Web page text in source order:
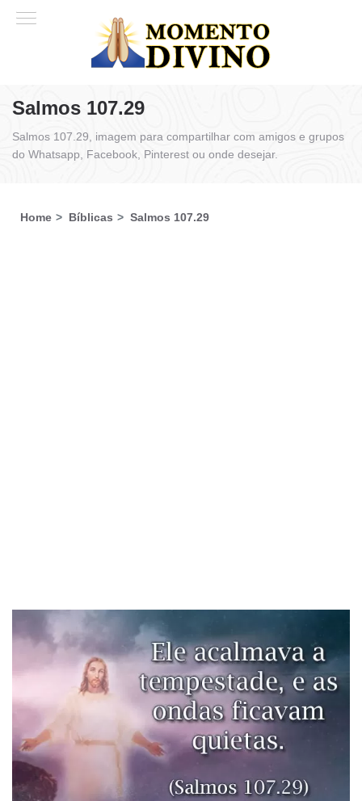
Salmos 107.29
Salmos 107.29, imagem para compartilhar com amigos e grupos
do Whatsapp, Facebook, Pinterest ou onde desejar.
Home Bíblicas Salmos 107.29